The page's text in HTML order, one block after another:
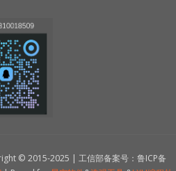
© 2015-2025 | 工信部备案号：鲁ICP备